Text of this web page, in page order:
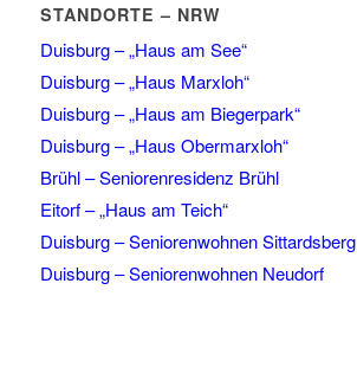
STANDORTE – NRW
Duisburg – „Haus am See“
Duisburg – „Haus Marxloh“
Duisburg – „Haus am Biegerpark“
Duisburg – „Haus Obermarxloh“
Brühl – Seniorenresidenz Brühl
Eitorf – „Haus am Teich“
Duisburg – Seniorenwohnen Sittardsberg
Duisburg – Seniorenwohnen Neudorf